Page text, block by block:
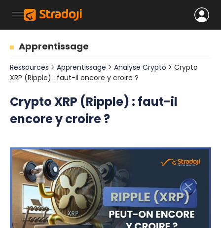
Apprentissage
Ressources > Apprentissage > Analyse Crypto > Crypto
XRP (Ripple) : faut-il encore y croire ?
Crypto XRP (Ripple) : faut-il
encore y croire ?